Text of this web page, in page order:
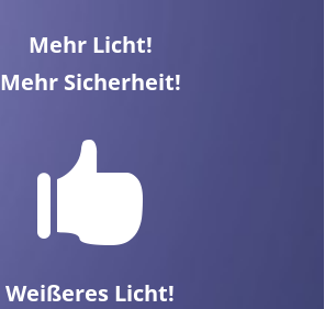
Mehr Licht!
Mehr Sicherheit!

Weißeres Licht!